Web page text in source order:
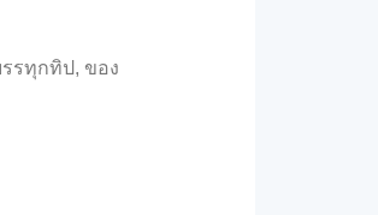
รรทุกทิป, ของ